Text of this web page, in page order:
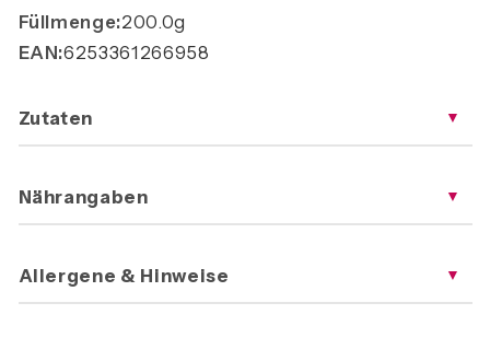
Füllmenge:200.0g
EAN:6253361266958
Zutaten ▼
Nährangaben ▼
Allergene & Hinweise ▼